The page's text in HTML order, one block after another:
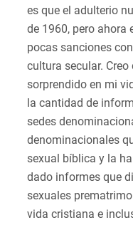
es que el adulterio
de 1960, pero ahora
pocas sanciones
cultura secular.
sorprendido en mi
la cantidad de
sedes
denominacionales
sexual bíblica y la
dado informes que
sexuales
vida cristiana e